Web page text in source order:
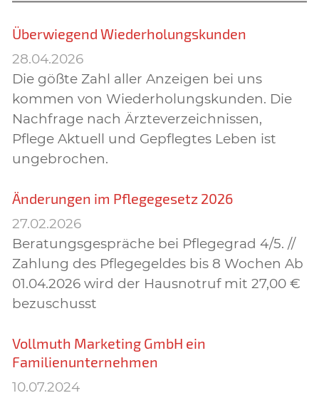
Überwiegend Wiederholungskunden
28.04.2026
Die gößte Zahl aller Anzeigen bei uns
kommen von Wiederholungskunden. Die
Nachfrage nach Ärzteverzeichnissen,
Pflege Aktuell und Gepflegtes Leben ist
ungebrochen.
Änderungen im Pflegegesetz 2026
27.02.2026
Beratungsgespräche bei Pflegegrad 4/5. //
Zahlung des Pflegegeldes bis 8 Wochen Ab
01.04.2026 wird der Hausnotruf mit 27,00 €
bezuschusst
Vollmuth Marketing GmbH ein
Familienunternehmen
10.07.2024